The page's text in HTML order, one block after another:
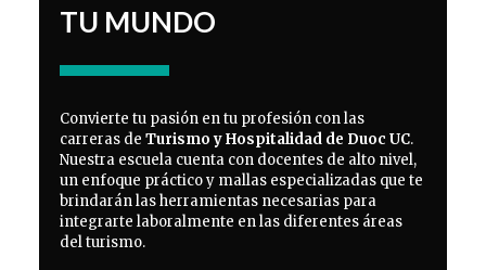
TU MUNDO
Convierte tu pasión en tu profesión con las
carreras de Turismo y Hospitalidad de Duoc UC.
Nuestra escuela cuenta con docentes de alto nivel,
un enfoque práctico y mallas especializadas que te
brindarán las herramientas necesarias para
integrarte laboralmente en las diferentes áreas
del turismo.